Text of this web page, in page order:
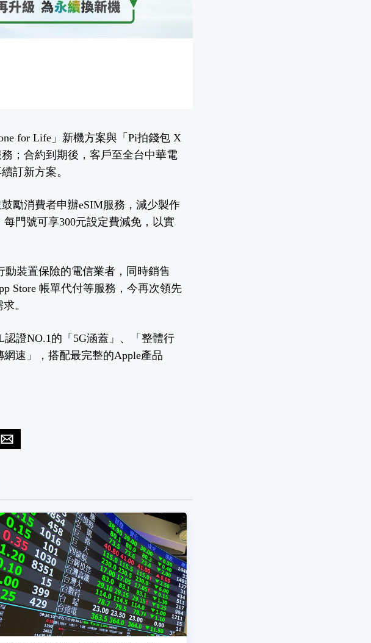
for Life」新機方案與「Pi拍錢包 X
；合約到期後，客戶至全台中華電
訂新方案。
勵消費者申辦eSIM服務，減少製作
門號可享300元設定費減免，以實
動裝置保險的電信業者，同時銷售
Store 帳單代付等服務，今再次領先
。
證NO.1的「5G涵蓋」、「整體行
速」，搭配最完整的Apple產品